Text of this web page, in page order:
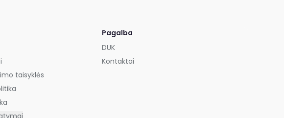
taisyklės
Pagalba
DUK
Kontaktai